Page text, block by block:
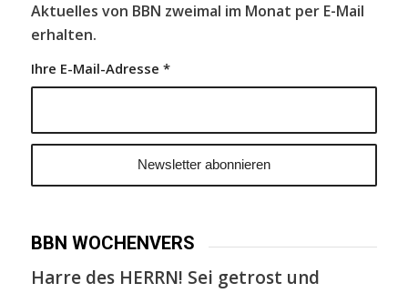
Aktuelles von BBN zweimal im Monat per E-Mail
erhalten.
Ihre E-Mail-Adresse *
BBN WOCHENVERS
Harre des HERRN! Sei getrost und